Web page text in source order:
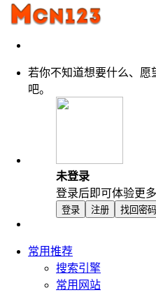
若你不知道想要什么、愿
吧。
未登录
登录后即可体验更
登录 注册 找回密码
常用推荐
搜索引擎
常用网站